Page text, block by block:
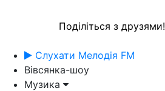
Поділіться з друзями!
Слухати Мелодія FM
Вівсянка-шоу
Музика